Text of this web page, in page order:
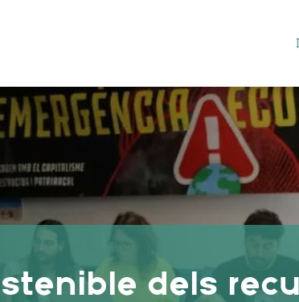
dels